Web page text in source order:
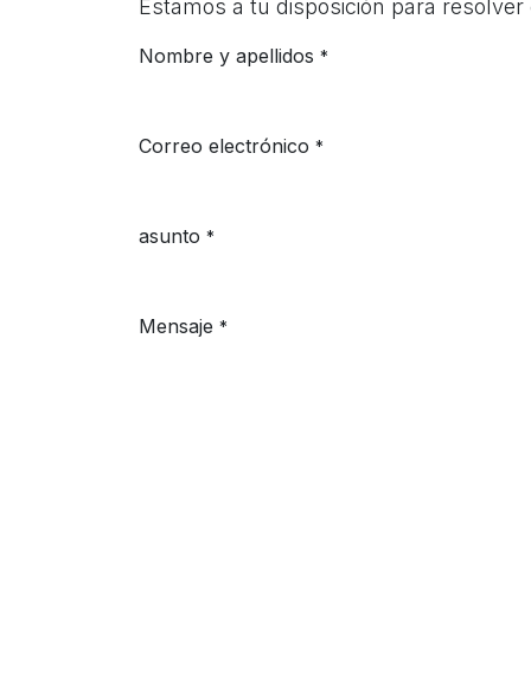
Estamos a tu disposición para
Nombre y apellidos *
Correo electrónico *
asunto *
Mensaje *